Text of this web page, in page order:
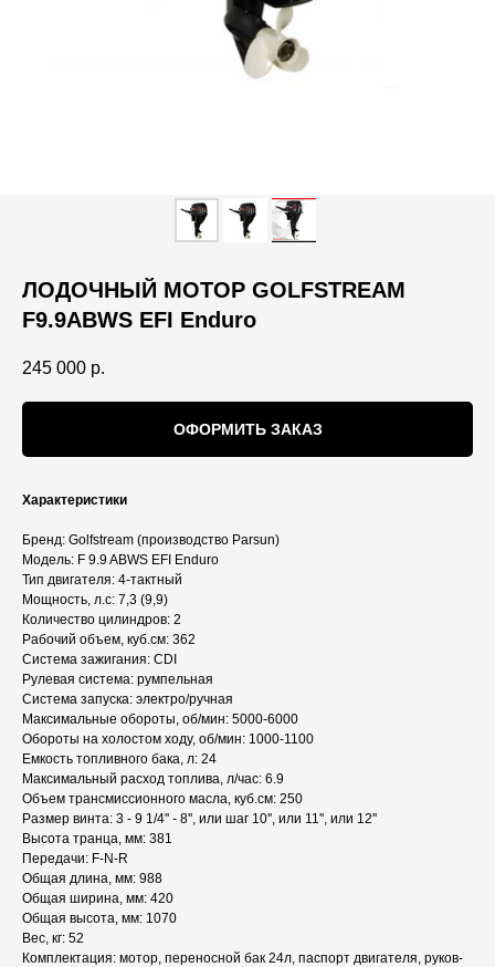
ЛОДОЧНЫЙ МОТОР GOLFSTREAM
F9.9ABWS EFI Enduro
245 000 р.
ОФОРМИТЬ ЗАКАЗ
Характеристики
Бренд: Golfstream (производство Parsun)
Модель: F 9.9 ABWS EFI Enduro
Тип двигателя: 4-тактный
Мощность, л.с: 7,3 (9,9)
Количество цилиндров: 2
Рабочий объем, куб.см: 362
Система зажигания: CDI
Рулевая система: румпельная
Система запуска: электро/ручная
Максимальные обороты, об/мин: 5000-6000
Обороты на холостом ходу, об/мин: 1000-1100
Емкость топливного бака, л: 24
Максимальный расход топлива, л/час: 6.9
Объем трансмиссионного масла, куб.см: 250
Размер винта: 3 - 9 1/4'' - 8'', или шаг 10'', или 11'', или 12''
Высота транца, мм: 381
Передачи: F-N-R
Общая длина, мм: 988
Общая ширина, мм: 420
Общая высота, мм: 1070
Вес, кг: 52
Комплектация: мотор, переносной бак 24л, паспорт двигателя, руков-